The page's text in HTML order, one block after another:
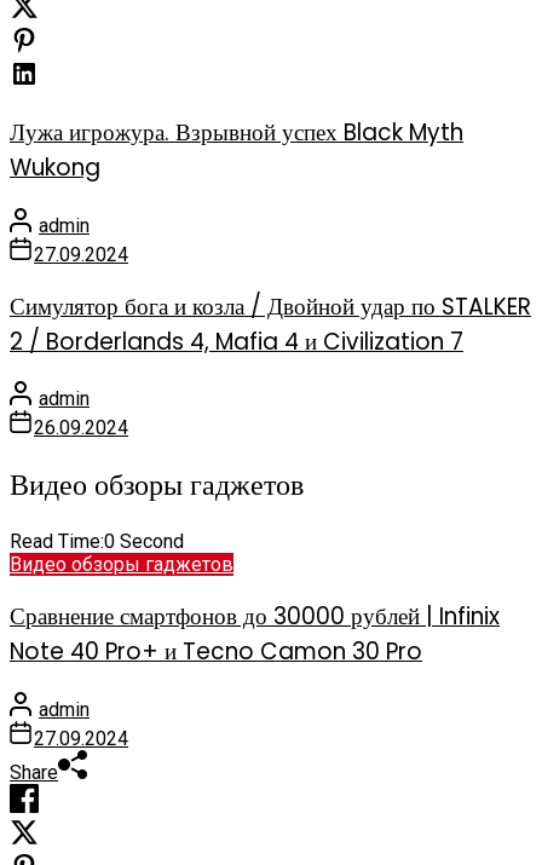
Лужа игрожура. Взрывной успех Black Myth
Wukong
admin
27.09.2024
Симулятор бога и козла / Двойной удар по STALKER
2 / Borderlands 4, Mafia 4 и Civilization 7
admin
26.09.2024
Видео обзоры гаджетов
Read Time:0 Second
Видео обзоры гаджетов
Сравнение смартфонов до 30000 рублей | Infinix
Note 40 Pro+ и Tecno Camon 30 Pro
admin
27.09.2024
Share